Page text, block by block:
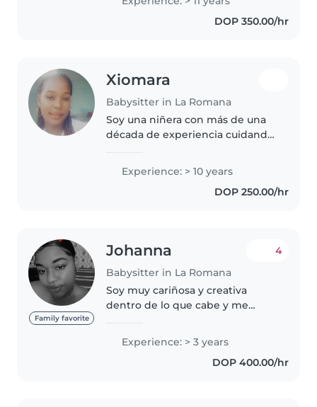
el desarrollo integral de los
niños. Cuento con experiencia
DOP 350.00/hr
Xiomara
Babysitter in La Romana
Soy una niñera con más de una
década de experiencia cuidando
en apoyo a menores con
necesidades especiales como
demoras en el desarrollo y
Experience: > 10 years
DOP 250.00/hr
Family favorite
Johanna
Babysitter in La Romana
4
Soy muy cariñosa y creativa
dentro de lo que cabe y me
cuidarse de ellos es algo que se
trata de tener paciencia y saber
escuchar sus pensamientos de
Experience: > 3 years
DOP 400.00/hr